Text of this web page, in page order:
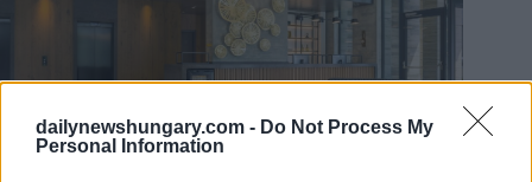
dailynewshungary.com - Do Not Process My
Personal Information